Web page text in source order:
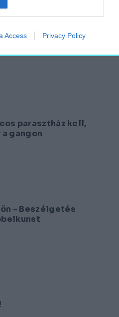
Access Privacy Policy
parasztház kell,
gangon
- Beszélgetés